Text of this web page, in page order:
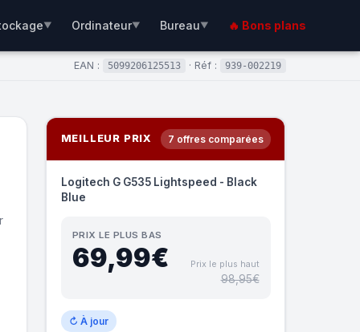
▼ Ordinateur▼ Bureau▼ 🔥 Bons plans
EAN : 5099206125513 · Réf : 939-002219
MEILLEUR PRIX 7 offres comparées
Logitech G G535 Lightspeed - Black
Blue
PRIX LE PLUS BAS
69,99€ Prix le plus haut
98,95€
↻ À jour